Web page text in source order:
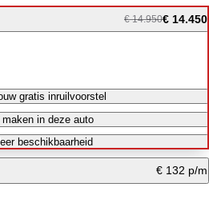
€ 14.950€ 14.450
gratis inruilvoorstel
maken in deze auto
beschikbaarheid
€ 132 p/m